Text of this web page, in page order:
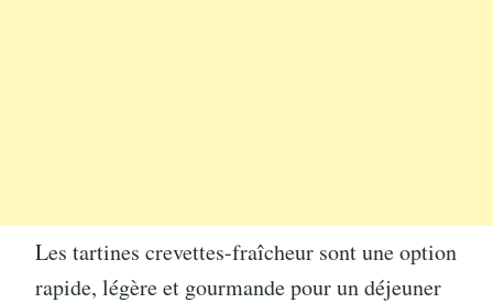
Les tartines crevettes-fraîcheur sont une option
rapide, légère et gourmande pour un déjeuner